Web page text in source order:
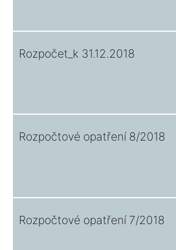
Rozpočet_k 31.12.2018
Rozpočtové opatření 8/2018
Rozpočtové opatření 7/2018